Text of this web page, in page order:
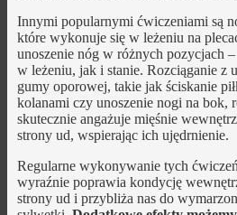
Innymi popularnymi ćwiczeniami są
które wykonuje się w leżeniu na
unoszenie nóg w różnych pozycjach
w leżeniu, jak i stanie. Rozciąganie z
gumy oporowej, takie jak ściskanie
kolanami czy unoszenie nogi na bok,
skutecznie angażuje mięśnie
strony ud, wspierając ich ujędrnienie.
Regularne wykonywanie tych ćwiczeń
wyraźnie poprawia kondycję
strony ud i przybliża nas do